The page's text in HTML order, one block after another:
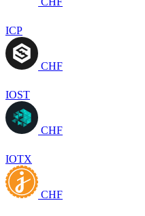
ICP
CHF
IOST
CHF
IOTX
CHF